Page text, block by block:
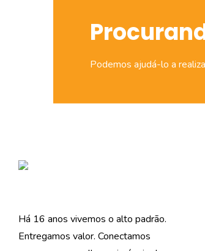
Podemos ajudá-lo a
Há 16 anos vivemos o alto padrão.
Entregamos valor. Conectamos